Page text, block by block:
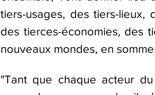
tiers-usages, des tiers-lieux,
des tierces-économies, des
nouveaux mondes, en
"Tant que chaque acteur